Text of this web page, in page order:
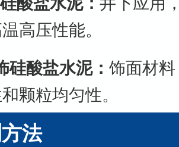
高压性能。
硅酸盐水泥：饰面材
颗粒均匀性。
法